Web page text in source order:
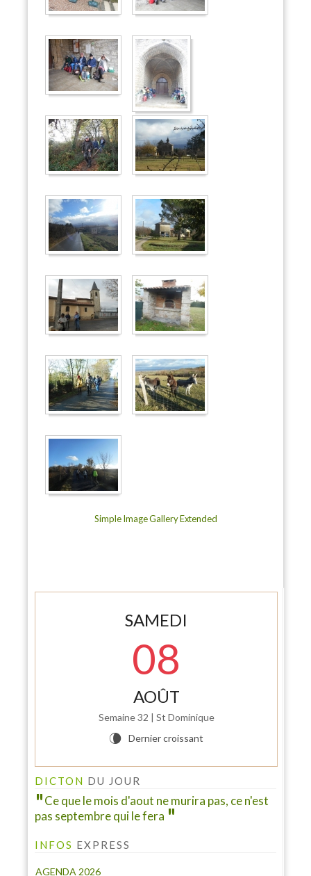
Simple Image Gallery Extended
SAMEDI
08
AOÛT
Semaine 32 | St Dominique
V Dernier croissant
DICTON DU JOUR
Ce que le mois d'aout ne murira pas, ce n'est
pas septembre qui le fera
INFOS EXPRESS
AGENDA 2026